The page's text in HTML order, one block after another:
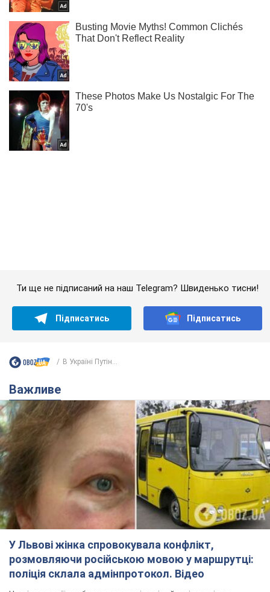
У Львові жінка спровокувала конфлікт,
розмовляючи російською мовою у маршрутці:
поліція склала адмінпротокол. Відео
На місце події прибули патрульні поліцейські та слідчо-
оперативна група
9,9 т.
"Воюють, бо дурні": у Чернівцях
водій автобуса зневажив
українських військових і поплатився.
Відео